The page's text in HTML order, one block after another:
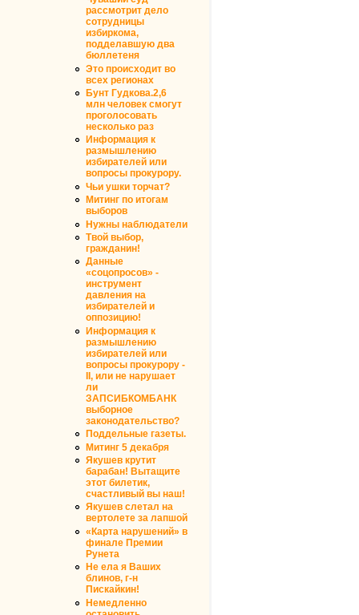
рассмотрит дело
сотрудницы
избиркома,
подделавшую два
бюллетеня
Это происходит во
всех регионах
Бунт Гудкова.2,6
млн человек смогут
проголосовать
несколько раз
Информация к
размышлению
избирателей или
вопросы прокурору.
Чьи ушки торчат?
Митинг по итогам
выборов
Нужны наблюдатели
Твой выбор,
гражданин!
Данные
«соцопросов» -
инструмент
давления на
избирателей и
оппозицию!
Информация к
размышлению
избирателей или
вопросы прокурору -
II, или не нарушает
ли
ЗАПСИБКОМБАНК
выборное
законодательство?
Поддельные газеты.
Митинг 5 декабря
Якушев крутит
барабан! Вытащите
этот билетик,
счастливый вы наш!
Якушев слетал на
вертолете за лапшой
«Карта нарушений» в
финале Премии
Рунета
Не ела я Ваших
блинов, г-н
Пискайкин!
Немедленно